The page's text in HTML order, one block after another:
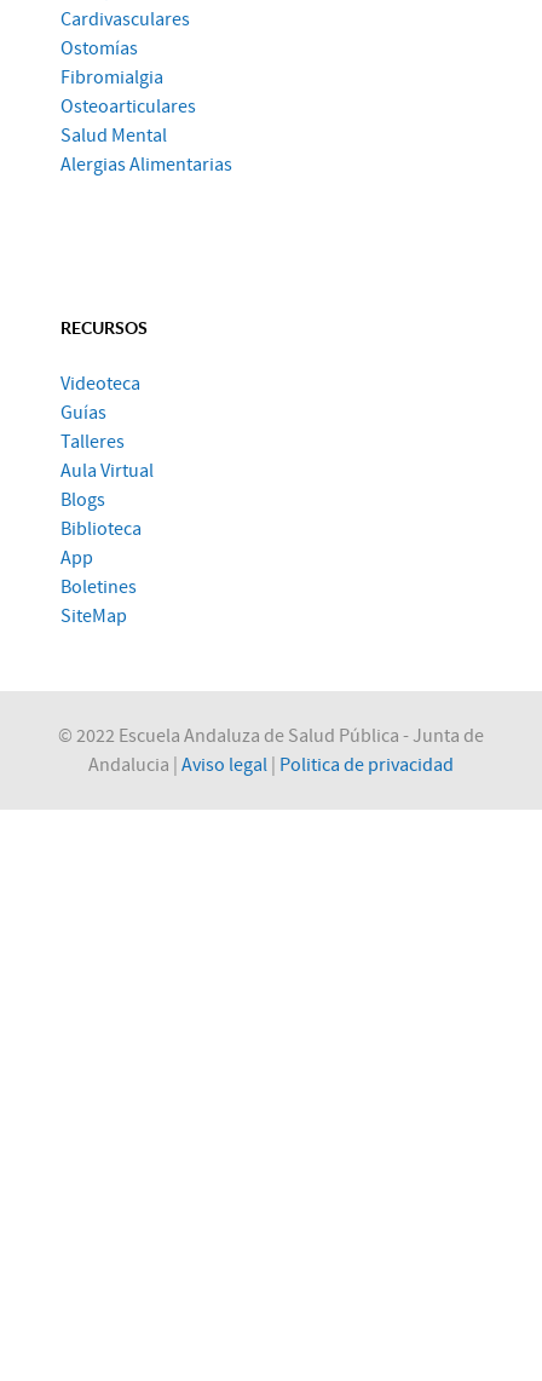
Cardivasculares
Ostomías
Fibromialgia
Osteoarticulares
Salud Mental
Alergias Alimentarias
RECURSOS
Videoteca
Guías
Talleres
Aula Virtual
Blogs
Biblioteca
App
Boletines
SiteMap
© 2022 Escuela Andaluza de Salud Pública - Junta de
Andalucia | Aviso legal | Politica de privacidad